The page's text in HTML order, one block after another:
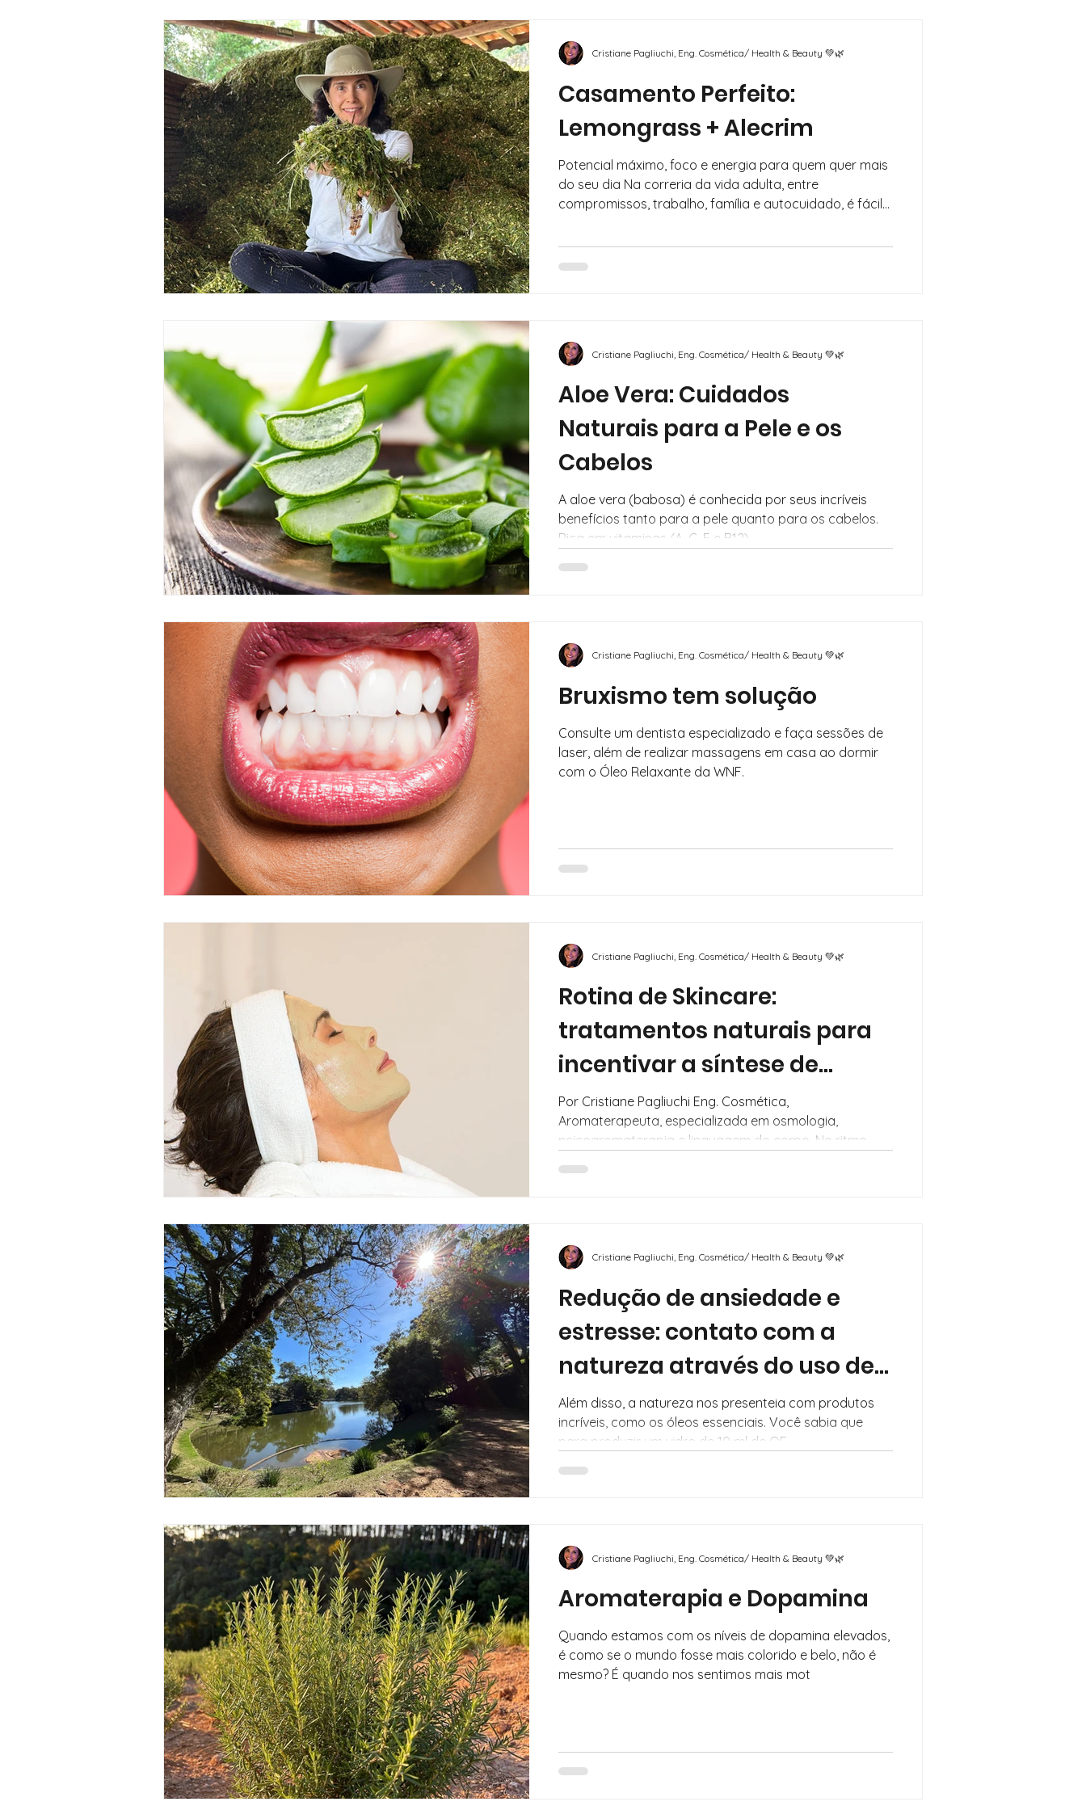
você precisa: lemongrass e alecrim, dois óleos
Casamento Perfeito:
Lemongrass + Alecrim
Potencial máximo, foco e energia para quem quer mais
do seu dia Na correria da vida adulta, entre
compromissos, trabalho, família e autocuidado, é fácil
suas energias, manter o foco e ainda dar aquele
Cristiane Pagliuchi, Eng. Cosmética/ Health & Beauty 💚🌿
Aloe Vera: Cuidados
Naturais para a Pele e os
Cabelos
A aloe vera (babosa) é conhecida por seus incríveis
benefícios tanto para a pele quanto para os cabelos.
Rica em vitaminas (A, C, E e B12),
Cristiane Pagliuchi, Eng. Cosmética/ Health & Beauty 💚🌿
Bruxismo tem solução
Consulte um dentista especializado e faça sessões de
laser, além de realizar massagens em casa ao dormir
com o Óleo Relaxante da WNF.
Cristiane Pagliuchi, Eng. Cosmética/ Health & Beauty 💚🌿
Rotina de Skincare:
tratamentos naturais para
incentivar a síntese de
colágeno na pele
Por Cristiane Pagliuchi Eng. Cosmética,
Aromaterapeuta, especializada em osmologia,
psicoaromaterapia e linguagem do corpo. No ritmo...
Cristiane Pagliuchi, Eng. Cosmética/ Health & Beauty 💚🌿
Redução de ansiedade e
estresse: contato com a
natureza através do uso de
óleos essenciais
Além disso, a natureza nos presenteia com produtos
incríveis, como os óleos essenciais. Você sabia que
para produzir um vidro de 10 ml de OE
Cristiane Pagliuchi, Eng. Cosmética/ Health & Beauty 💚🌿
Aromaterapia e Dopamina
Quando estamos com os níveis de dopamina elevados,
é como se o mundo fosse mais colorido e belo, não é
mesmo? É quando nos sentimos mais mot
Cristiane Pagliuchi, Eng. Cosmética/ Health & Beauty 💚🌿